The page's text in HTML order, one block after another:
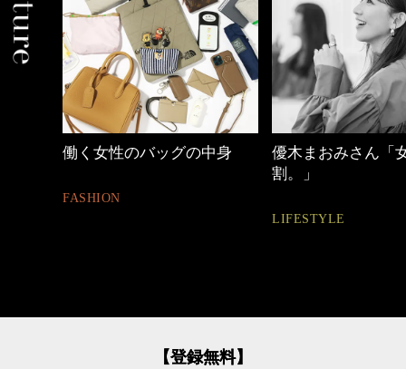
優木まおみさん「女の時間
心地よくいられる
とは
FASHION
【登録無料】